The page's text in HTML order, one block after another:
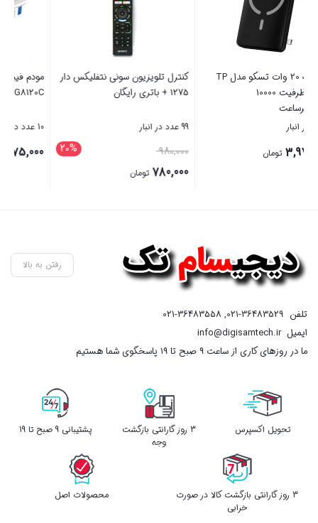
مودم فیبر نوری هواوی باسیم مدل
HG8120C
10 عدد در انبار
2,775,000
کیت تمیز کننده ال سی دی ام اس
پی مدل MSP کد XL-mps02
10 عدد در انبار
رفتن به بالا
تلفن 021-36483529
,
021-36483558
ایمیلinfo@digisamtech.ir
ما در روزهای کاری از ساعت ۹ صبح تا ۱۹ پاسخگوی شما هستیم
تحویل اکسپرس
3 روز گارانتی بازگشت
وجه
پشتیبانی 9 صبح تا 19
3 روز گارانتی بازگشت کالا در صورت
خرابی
محصولات اصل